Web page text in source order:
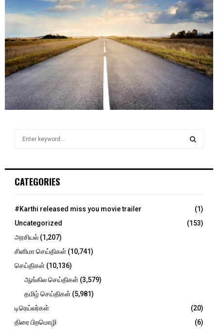
h
o
:
CATEGORIES
#Karthi released miss you movie trailer
(1)
Uncategorized
(153)
அரசியல் (1,207)
சினிமா செய்திகள் (10,741)
செய்திகள் (10,136)
ஆங்கில செய்திகள் (3,579)
தமிழ் செய்திகள் (5,981)
டிரெய்லர்கள்
(20)
திரை பிறமொழி
(6)